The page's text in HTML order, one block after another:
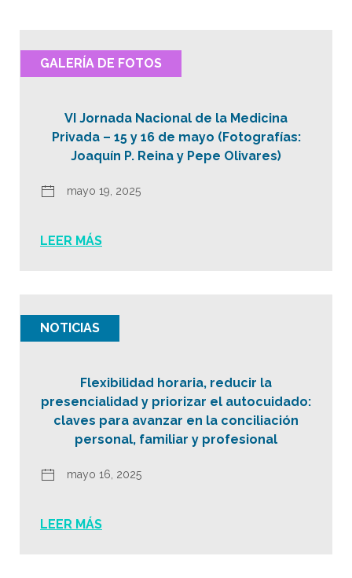
GALERÍA DE FOTOS
VI Jornada Nacional de la Medicina
Privada – 15 y 16 de mayo (Fotografías:
Joaquín P. Reina y Pepe Olivares)
mayo 19, 2025
LEER MÁS
NOTICIAS
Flexibilidad horaria, reducir la
presencialidad y priorizar el autocuidado:
claves para avanzar en la conciliación
personal, familiar y profesional
mayo 16, 2025
LEER MÁS